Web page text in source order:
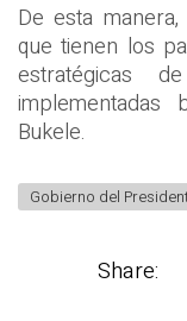
De esta
que tienen los
estratégicas
Bukele.
Gobierno del
Share: